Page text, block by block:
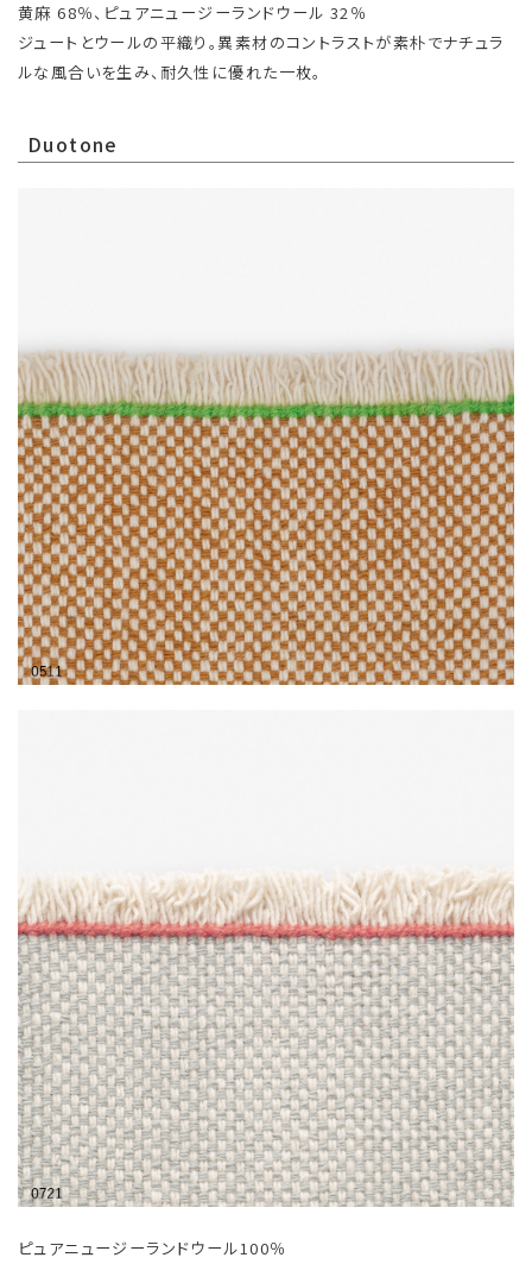
黄麻 68％、ピュアニュージーランドウール 32％
ジュートとウールの平織り。異素材のコントラストが素朴でナチュラ
ルな風合いを生み、耐久性に優れた一枚。
Duotone
ピュアニュージーランドウール100％